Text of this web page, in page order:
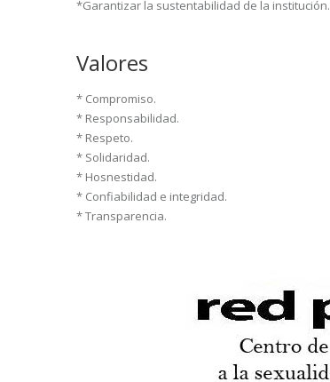
*Garantizar la sustentabilidad de la institución.
Valores
* Compromiso.
* Responsabilidad.
* Respeto.
* Solidaridad.
* Hosnestidad.
* Confiabilidad e integridad.
* Transparencia.